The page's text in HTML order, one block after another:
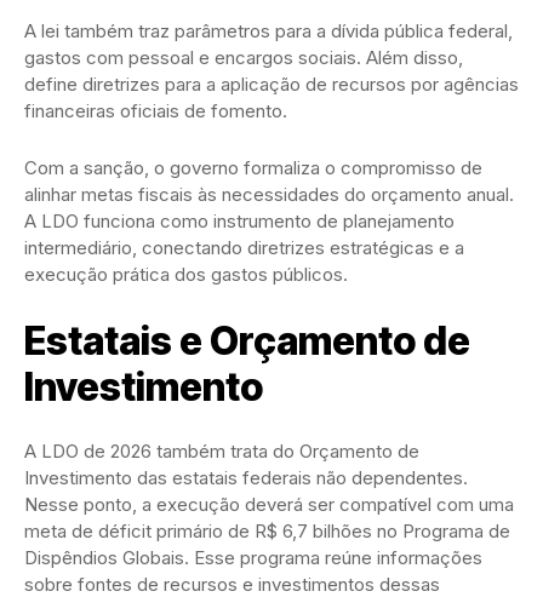
A lei também traz parâmetros para a dívida pública federal,
gastos com pessoal e encargos sociais. Além disso,
define diretrizes para a aplicação de recursos por agências
financeiras oficiais de fomento.
Com a sanção, o governo formaliza o compromisso de
alinhar metas fiscais às necessidades do orçamento anual.
A LDO funciona como instrumento de planejamento
intermediário, conectando diretrizes estratégicas e a
execução prática dos gastos públicos.
Estatais e Orçamento de
Investimento
A LDO de 2026 também trata do Orçamento de
Investimento das estatais federais não dependentes.
Nesse ponto, a execução deverá ser compatível com uma
meta de déficit primário de R$ 6,7 bilhões no Programa de
Dispêndios Globais. Esse programa reúne informações
sobre fontes de recursos e investimentos dessas